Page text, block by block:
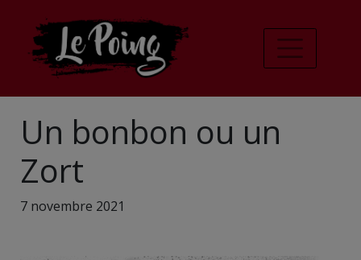
Un bonbon ou un
Zort
7 novembre 2021